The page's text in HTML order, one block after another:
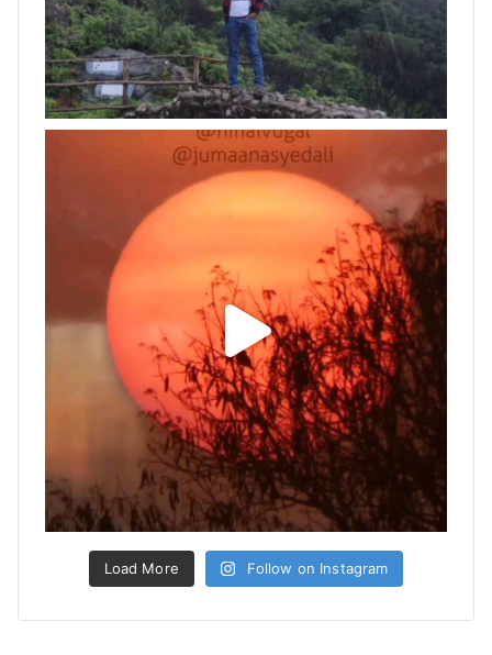
Load More Follow on Instagram